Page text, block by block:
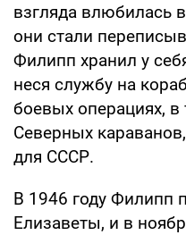
взгляда влюбилась
они стали
Филипп хранил у
неся службу на
боевых операциях,
Северных
для СССР.
В 1946 году Филипп
Елизаветы, и в